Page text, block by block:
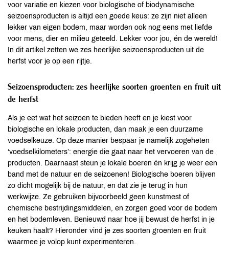
voor variatie en kiezen voor biologische of biodynamische
seizoensproducten is altijd een goede keus: ze zijn niet alleen
lekker van eigen bodem, maar worden ook nog eens met liefde
voor mens, dier en milieu geteeld. Lekker voor jou, én de wereld!
In dit artikel zetten we zes heerlijke seizoensproducten uit de
herfst voor je op een rijtje.
Seizoensproducten: zes heerlijke soorten groenten en fruit uit
de herfst
Als je eet wat het seizoen te bieden heeft en je kiest voor
biologische en lokale producten, dan maak je een duurzame
voedselkeuze. Op deze manier bespaar je namelijk zogeheten
‘voedselkilometers’: energie die gaat naar het vervoeren van de
producten. Daarnaast steun je lokale boeren én krijg je weer een
band met de natuur en de seizoenen! Biologische boeren blijven
zo dicht mogelijk bij de natuur, en dat zie je terug in hun
werkwijze. Ze gebruiken bijvoorbeeld geen kunstmest of
chemische bestrijdingsmiddelen, en zorgen goed voor de bodem
en het bodemleven. Benieuwd naar hoe jij bewust de herfst in je
keuken haalt? Hieronder vind je zes soorten groenten en fruit
waarmee je volop kunt experimenteren.